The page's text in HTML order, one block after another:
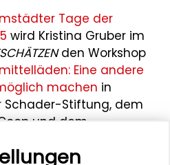
Tage der
wird Kristina Gruber im
den Workshop
Eine andere
machen in
Schader-Stiftung, dem
und dem